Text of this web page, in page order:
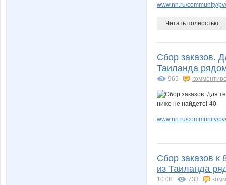
www.nn.ru/community/
Читать полностью
Сбор заказов.
Таиланда
965
www.nn.ru/community/
Сбор заказов
из Таиланда
10:08 733